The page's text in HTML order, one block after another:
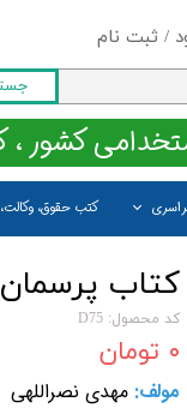
/ ثبت نام
کاربری من
گذر واژه
از حساب کاربری
کتب حقوق،
کشور ،
کتاب پرسمان
کد محصول: D75
۰ تومان
مولف: مهدی نصراللهی